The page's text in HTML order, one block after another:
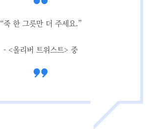
“죽 한 그릇만 더 주세요.”
- <올리버 트위스트> 중